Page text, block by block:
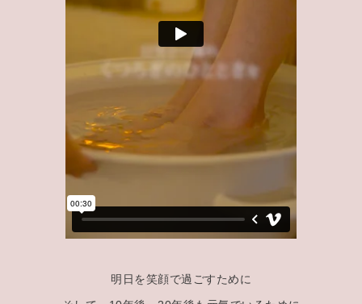
明日を笑顔で過ごすために